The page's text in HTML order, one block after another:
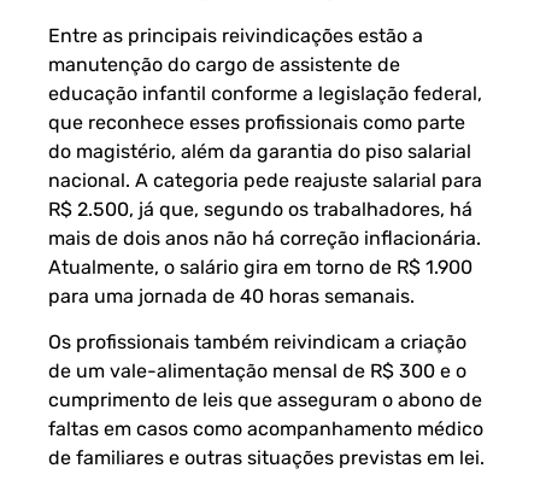
Entre as principais reivindicações estão a
manutenção do cargo de assistente de
educação infantil conforme a legislação federal,
que reconhece esses profissionais como parte
do magistério, além da garantia do piso salarial
nacional. A categoria pede reajuste salarial para
R$ 2.500, já que, segundo os trabalhadores, há
mais de dois anos não há correção inflacionária.
Atualmente, o salário gira em torno de R$ 1.900
para uma jornada de 40 horas semanais.
Os profissionais também reivindicam a criação
de um vale-alimentação mensal de R$ 300 e o
cumprimento de leis que asseguram o abono de
faltas em casos como acompanhamento médico
de familiares e outras situações previstas em lei.